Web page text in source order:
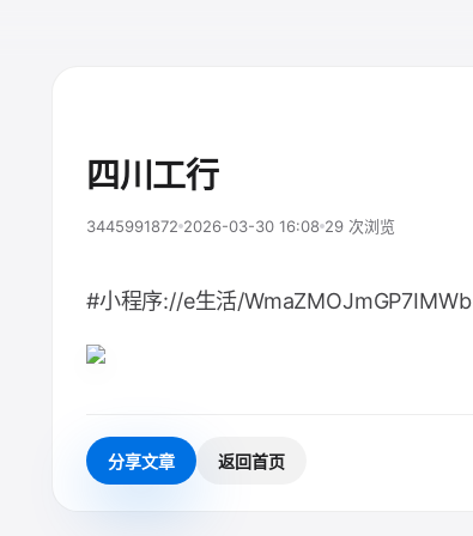
四川工行
3445991872 2026-03-30 16:08 29 次浏览
#小程序://e生活/WmaZMOJmGP7IMWb
分享文章 返回首页